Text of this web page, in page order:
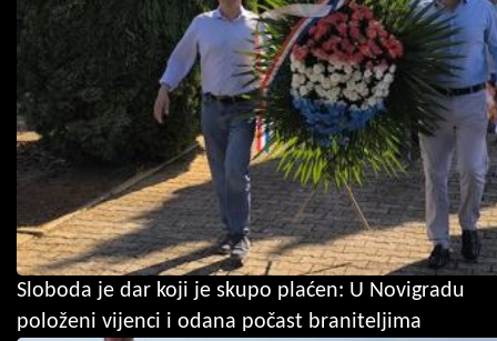
Sloboda je dar koji je skupo plaćen: U Novigradu
položeni vijenci i odana počast braniteljima